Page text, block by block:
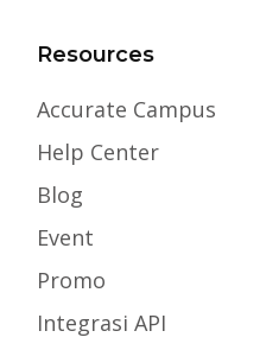
Resources
Accurate Campus
Help Center
Blog
Event
Promo
Integrasi API